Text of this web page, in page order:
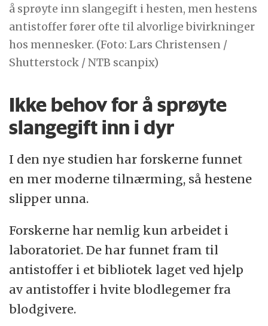
å sprøyte inn slangegift i hesten, men hestens
antistoffer fører ofte til alvorlige bivirkninger
hos mennesker. (Foto: Lars Christensen /
Shutterstock / NTB scanpix)
Ikke behov for å sprøyte
slangegift inn i dyr
I den nye studien har forskerne funnet
en mer moderne tilnærming, så hestene
slipper unna.
Forskerne har nemlig kun arbeidet i
laboratoriet. De har funnet fram til
antistoffer i et bibliotek laget ved hjelp
av antistoffer i hvite blodlegemer fra
blodgivere.